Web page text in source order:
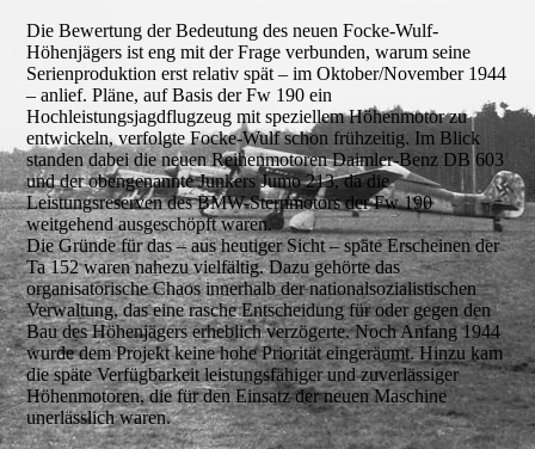
Die Bewertung der Bedeutung des neuen Focke-Wulf-
Höhenjägers ist eng mit der Frage verbunden, warum seine
Serienproduktion erst relativ spät – im Oktober/November 1944
– anlief. Pläne, auf Basis der Fw 190 ein
Hochleistungsjagdflugzeug mit speziellem Höhenmotor zu
entwickeln, verfolgte Focke-Wulf schon frühzeitig. Im Blick
standen dabei die neuen Reihenmotoren Daimler-Benz DB 603
und der obengenannte Junkers Jumo 213, da die
Leistungsreserven des BMW-Sternmotors der Fw 190
weitgehend ausgeschöpft waren.
Die Gründe für das – aus heutiger Sicht – späte Erscheinen der
Ta 152 waren nahezu vielfältig. Dazu gehörte das
organisatorische Chaos innerhalb der nationalsozialistischen
Verwaltung, das eine rasche Entscheidung für oder gegen den
Bau des Höhenjägers erheblich verzögerte. Noch Anfang 1944
wurde dem Projekt keine hohe Priorität eingeräumt. Hinzu kam
die späte Verfügbarkeit leistungsfähiger und zuverlässiger
Höhenmotoren, die für den Einsatz der neuen Maschine
unerlässlich waren.